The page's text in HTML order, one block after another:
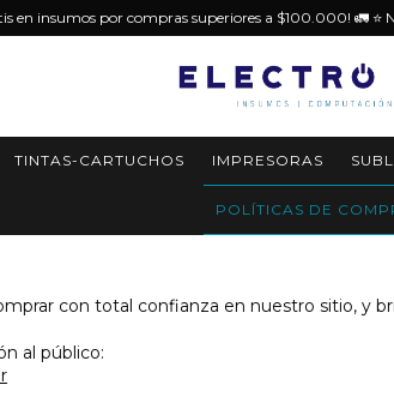
en insumos por compras superiores a $100.000! 🚛 ⭐️
TINTAS-CARTUCHOS IMPRESORAS
POLÍTICAS DE
con total confianza en nuestro sitio, y
al público: